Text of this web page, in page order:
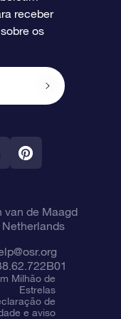
receber
os
van de Maagd
Netherlands
Milhão de
Estrelas
de
e aviso